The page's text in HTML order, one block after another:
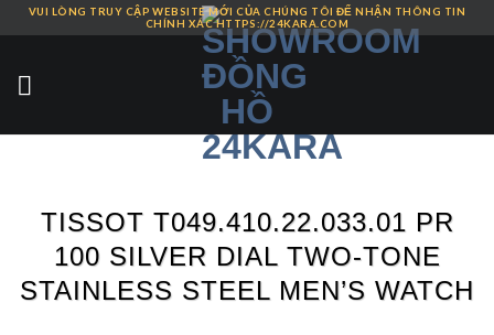
Skip
content
VUI LÒNG TRUY CẬP WEBSITE MỚI CỦA CHÚNG TÔI ĐỂ NHẬN THÔNG TIN
CHÍNH XÁC HTTPS://24KARA.COM
TISSOT T049.410.22.033.01 PR
100 SILVER DIAL TWO-TONE
STAINLESS STEEL MEN’S WATCH